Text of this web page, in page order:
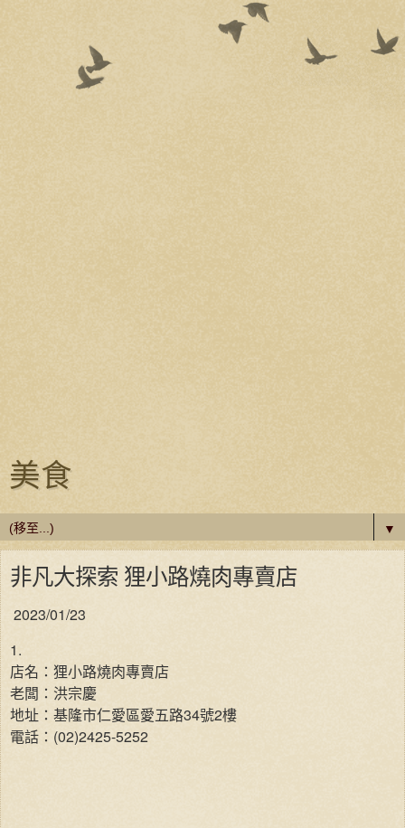
美食
▼
非凡大探索 狸小路燒肉專賣店
2023/01/23
1.
店名：狸小路燒肉專賣店
老闆：洪宗慶
地址：基隆市仁愛區愛五路34號2樓
電話：(02)2425-5252